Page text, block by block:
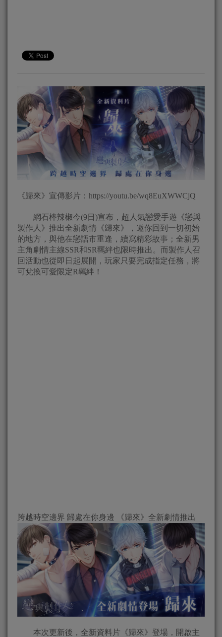
《歸來》宣傳影片：https://youtu.be/wq8EuXWWCjQ
網石棒辣椒今(9日)宣布，超人氣戀愛手遊《戀與
製作人》推出全新劇情《歸來》，邀你回到一切初始
的地方，與他在戀語市重逢，續寫精彩故事；全新男
主角劇情主線SSR和SR羈絆也限時推出。而製作人召
回活動也從即日起展開，玩家只要完成指定任務，將
可兌換可愛限定R羈絆！
跨越時空邊界 歸處在你身邊 《歸來》全新劇情推出
本次更新後，全新資料片《歸來》登場，開啟主